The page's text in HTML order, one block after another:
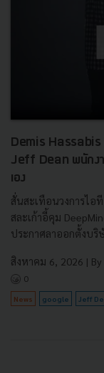
Demis Hassabis
Jeff Dean พนักงา
เอง
สั่นสะเทือนวงการไอ
สละเก้าอี้คุม
ประกาศลาออกตั้งบริษั
สิงหาคม 6, 2026 | By
0
News google Jeff